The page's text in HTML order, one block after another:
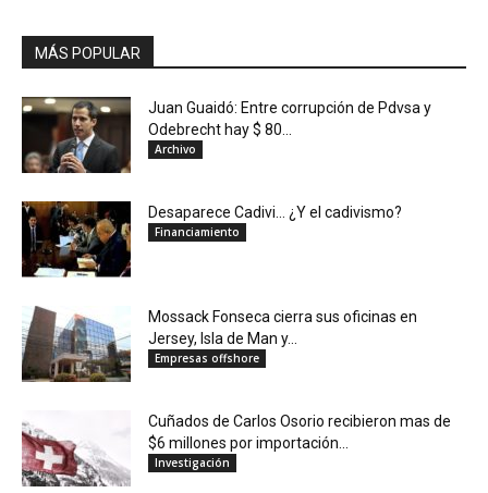
MÁS POPULAR
Juan Guaidó: Entre corrupción de Pdvsa y
Odebrecht hay $ 80...
Archivo
Desaparece Cadivi… ¿Y el cadivismo?
Financiamiento
Mossack Fonseca cierra sus oficinas en
Jersey, Isla de Man y...
Empresas offshore
Cuñados de Carlos Osorio recibieron mas de
$6 millones por importación...
Investigación